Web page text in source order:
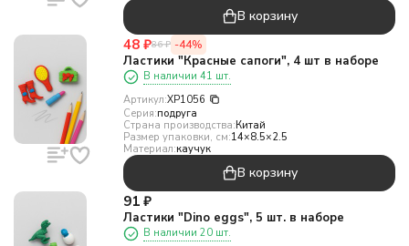
В корзину
48 ₽86 ₽ -44%
Ластики "Красные сапоги", 4 шт в наборе
В наличии 41 шт.
Артикул:XP1056
Серия:подруга
Страна производства:Китай
Размер упаковки, см:14×8.5×2.5
Материал:каучук
В корзину
91 ₽
Ластики "Dino eggs", 5 шт. в наборе
В наличии 20 шт.